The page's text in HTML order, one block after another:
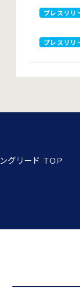
プレスリリ
プレスリリ
グリード TOP